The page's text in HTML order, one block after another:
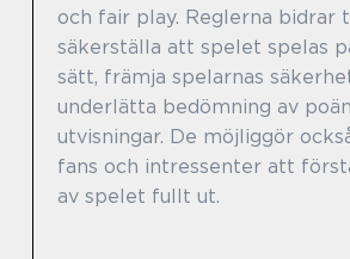
och fair play. Reglerna bidrar
säkerställa att spelet spelas
sätt, främja spelarnas
underlätta bedömning av
utvisningar. De möjliggör
fans och intressenter att
av spelet fullt ut.